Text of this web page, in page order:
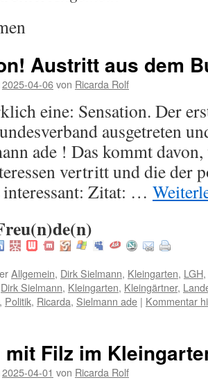
Austritt aus dem
2025-04-06von Ricarda Rolf
eine: Sensation. Der
ausgetreten
ade ! Das kommt
vertritt und die der
interessant: Zitat: …
Allgemein, Dirk Sielmann, Kleingarten, LGH,
Dirk Sielmann, Kleingarten, Kleingärtner,
, Politik, Ricarda, Sielmann ade | Kommentar
Filz im
2025-04-01 von Ricarda Rolf